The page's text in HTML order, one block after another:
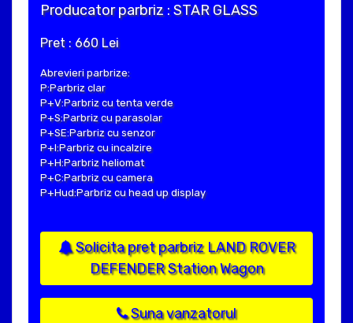
Producator parbriz : STAR GLASS
Pret : 660 Lei
Abrevieri parbrize:
P:Parbriz clar
P+V:Parbriz cu tenta verde
P+S:Parbriz cu parasolar
P+SE:Parbriz cu senzor
P+I:Parbriz cu incalzire
P+H:Parbriz heliomat
P+C:Parbriz cu camera
P+Hud:Parbriz cu head up display
Solicita pret parbriz LAND ROVER
DEFENDER Station Wagon
Suna vanzatorul